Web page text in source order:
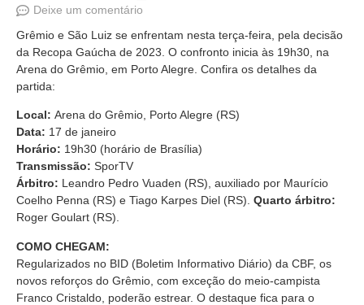
Deixe um comentário
Grêmio e São Luiz se enfrentam nesta terça-feira, pela decisão
da Recopa Gaúcha de 2023. O confronto inicia às 19h30, na
Arena do Grêmio, em Porto Alegre. Confira os detalhes da
partida:
Local: Arena do Grêmio, Porto Alegre (RS)
Data: 17 de janeiro
Horário: 19h30 (horário de Brasília)
Transmissão: SporTV
Árbitro: Leandro Pedro Vuaden (RS), auxiliado por Maurício
Coelho Penna (RS) e Tiago Karpes Diel (RS). Quarto árbitro:
Roger Goulart (RS).
COMO CHEGAM:
Regularizados no BID (Boletim Informativo Diário) da CBF, os
novos reforços do Grêmio, com exceção do meio-campista
Franco Cristaldo, poderão estrear. O destaque fica para o